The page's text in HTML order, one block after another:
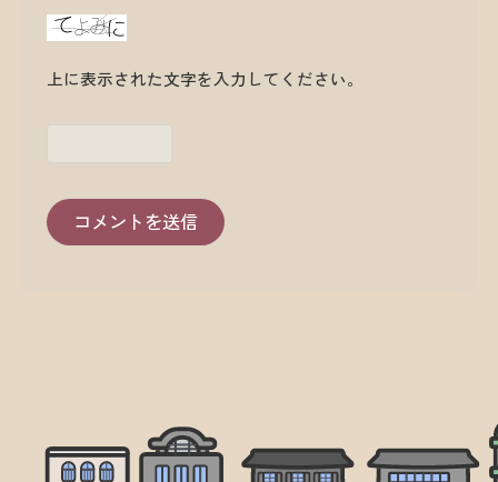
上に表示された文字を入力してください。